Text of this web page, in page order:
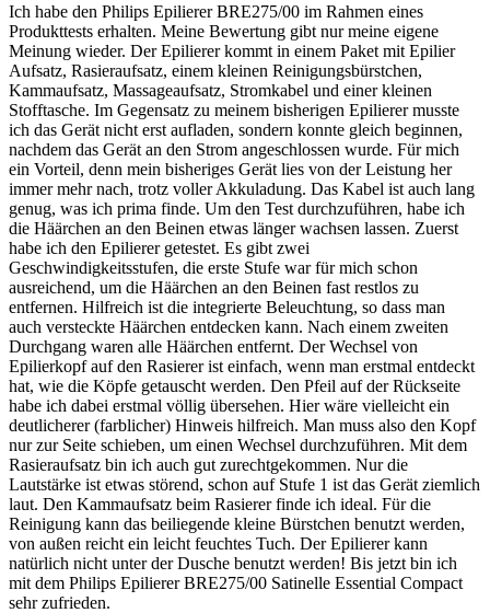
Ich habe den Philips Epilierer BRE275/00 im Rahmen eines
Produkttests erhalten. Meine Bewertung gibt nur meine eigene
Meinung wieder. Der Epilierer kommt in einem Paket mit Epilier
Aufsatz, Rasieraufsatz, einem kleinen Reinigungsbürstchen,
Kammaufsatz, Massageaufsatz, Stromkabel und einer kleinen
Stofftasche. Im Gegensatz zu meinem bisherigen Epilierer musste
ich das Gerät nicht erst aufladen, sondern konnte gleich beginnen,
nachdem das Gerät an den Strom angeschlossen wurde. Für mich
ein Vorteil, denn mein bisheriges Gerät lies von der Leistung her
immer mehr nach, trotz voller Akkuladung. Das Kabel ist auch lang
genug, was ich prima finde. Um den Test durchzuführen, habe ich
die Häärchen an den Beinen etwas länger wachsen lassen. Zuerst
habe ich den Epilierer getestet. Es gibt zwei
Geschwindigkeitsstufen, die erste Stufe war für mich schon
ausreichend, um die Häärchen an den Beinen fast restlos zu
entfernen. Hilfreich ist die integrierte Beleuchtung, so dass man
auch versteckte Häärchen entdecken kann. Nach einem zweiten
Durchgang waren alle Häärchen entfernt. Der Wechsel von
Epilierkopf auf den Rasierer ist einfach, wenn man erstmal entdeckt
hat, wie die Köpfe getauscht werden. Den Pfeil auf der Rückseite
habe ich dabei erstmal völlig übersehen. Hier wäre vielleicht ein
deutlicherer (farblicher) Hinweis hilfreich. Man muss also den Kopf
nur zur Seite schieben, um einen Wechsel durchzuführen. Mit dem
Rasieraufsatz bin ich auch gut zurechtgekommen. Nur die
Lautstärke ist etwas störend, schon auf Stufe 1 ist das Gerät ziemlich
laut. Den Kammaufsatz beim Rasierer finde ich ideal. Für die
Reinigung kann das beiliegende kleine Bürstchen benutzt werden,
von außen reicht ein leicht feuchtes Tuch. Der Epilierer kann
natürlich nicht unter der Dusche benutzt werden! Bis jetzt bin ich
mit dem Philips Epilierer BRE275/00 Satinelle Essential Compact
sehr zufrieden.